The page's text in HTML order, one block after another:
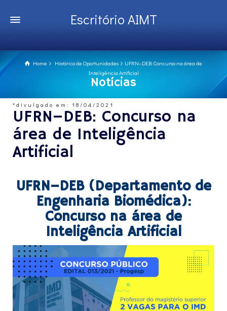
Escritório AIMT
Home Histórico de Oportunidades
UFRN–DEB: Concurso na área de
Inteligência Artificial
Notícias
*divulgado em: 18/04/2021
UFRN–DEB: Concurso na
área de Inteligência
Artificial
UFRN–DEB (Departamento de
Engenharia Biomédica):
Concurso na área de
Inteligência Artificial